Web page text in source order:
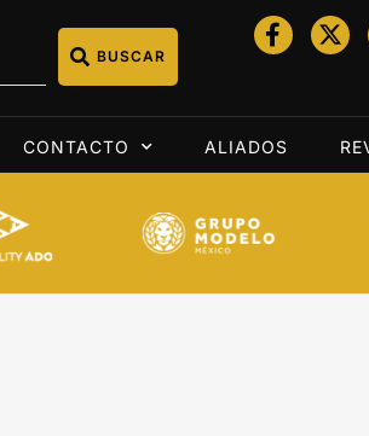
BUSCAR
CONTACTO ALIADOS